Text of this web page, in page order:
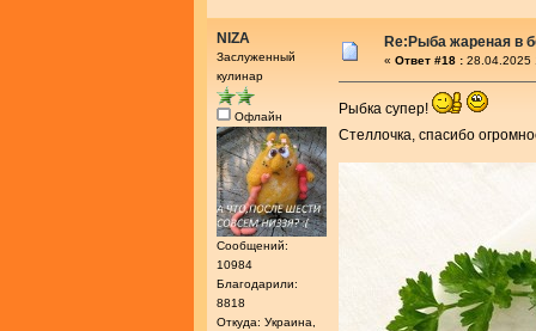
NIZA
Заслуженный
кулинар
Офлайн
Сообщений:
10984
Благодарили:
8818
Откуда: Украина,
Re:Рыба жареная в
« Ответ #18 : 28.04.2025
Рыбка супер!
Стеллочка, спасибо